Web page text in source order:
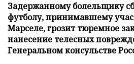
Задержанному болельщику
футболу, принимавшему
Марселе, грозит тюремное
нанесение телесных
Генеральном консульстве